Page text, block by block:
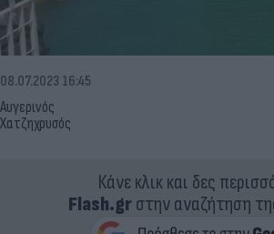
Αυγερινός
Χατζηχρυσός
08.07.2023 16:45
Κάνε κλικ και δες
Flash.grστην αναζήτηση